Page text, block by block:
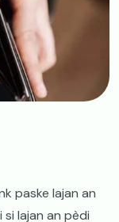
paske lajan an
si lajan an pèdi